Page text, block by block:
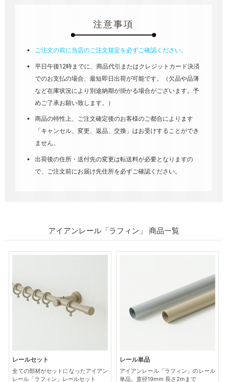
注意事項
ご注文の前に当店のご注文規定を必ずご確認ください。
平日午後12時までに、商品代引またはクレジットカード決済
でのお支払の場合、最短即日出荷が可能です。（欠品や品薄
など在庫状況により別途納期が掛かる場合がございます。予
めご了承お願い致します。）
商品の特性上、ご注文確定後のお客様のご都合によります
「キャンセル、変更、返品、交換」はお受けすることができ
ません。
出荷後の住所・送付先の変更は転送料が必要となりますの
で、ご注文前にお届け先住所を必ずご確認ください。
アイアンレール「ラフィン」 商品一覧
レールセット
全ての部材がセットになったアイアン
レール「ラフィン」レールセット
レール単品
アイアンレール「ラフィン」のレール
単品。直径19mm 長さ2mまで